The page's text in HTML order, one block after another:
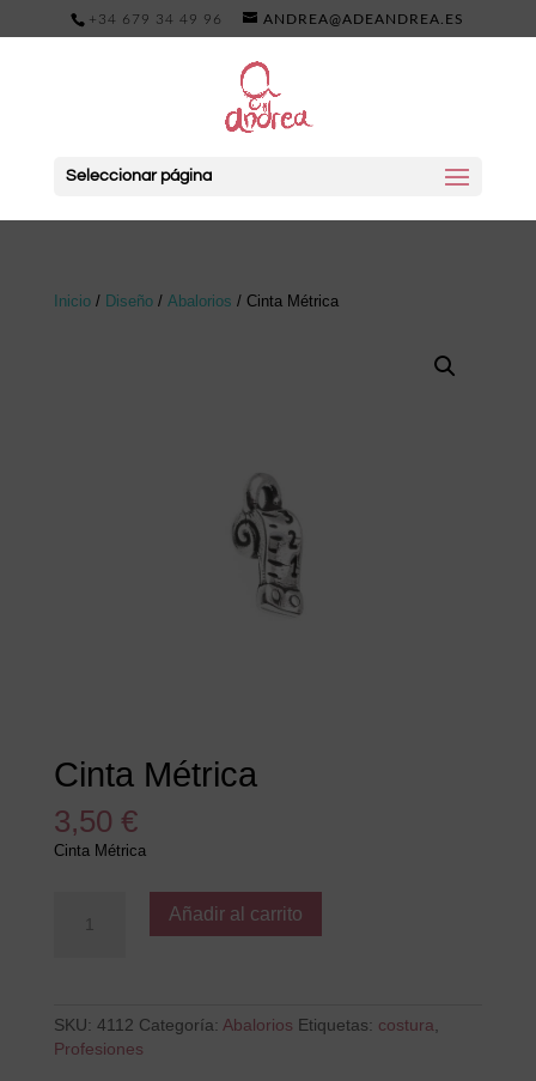
+34 679 34 49 96 ANDREA@ADEANDREA.ES
Seleccionar página
Inicio/ Diseño/ Abalorios / Cinta Métrica
Cinta Métrica
3,50 €
Cinta Métrica
Métrica
Añadir al carrito
SKU: 4112 Categoría: Abalorios Etiquetas: costura,
Profesiones